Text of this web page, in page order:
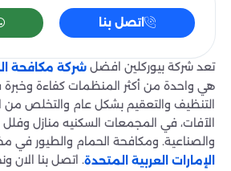
اتصل بنا
تعد شركة بيوركلين افضل شركة مكافحة
هي واحدة من أكثر المنظمات كفاءة
التنظيف والتعقيم بشكل عام والتخلص من
الآفات، في المجمعات السكنيه منازل وفلل
والصناعية. ومكافحة الحمام والطيور في
الإمارات العربية المتحدة. اتصل بنا الان